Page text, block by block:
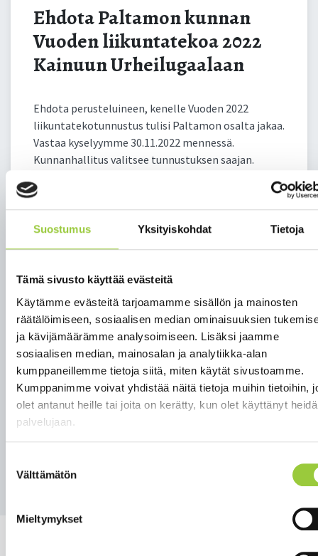
Suostumus Yksityiskohdat Tietoja
Tämä sivusto käyttää evästeitä
Käytämme evästeitä tarjoamamme sisällön ja mainosten
räätälöimiseen, sosiaalisen median ominaisuuksien
ja kävijämäärämme analysoimiseen. Lisäksi jaamme
sosiaalisen median, mainosalan ja analytiikka-alan
kumppaneillemme tietoja siitä, miten käytät sivustoamme.
Kumppanimme voivat yhdistää näitä tietoja muihin tietoihin,
olet antanut heille tai joita on kerätty, kun olet käyttänyt
palvelujaan.
valinta
Välttämätön
Mieltymykset
Ehdota Paltamon kunnan
Vuoden liikuntatekoa 2022
Kainuun Urheilugaalaan
Ehdota perusteluineen, kenelle Vuoden 2022
liikuntatekotunnustus tulisi Paltamon osalta jakaa.
Vastaa kyselyymme 30.11.2022 mennessä.
Kunnanhallitus valitsee tunnustuksen saajan.
Kainuun Urheilugaalassa jaetaan perinteisesti
kuntakohtaiset liikuntatekotunnustukset, joka ei
ole urheilijapalkinto, vaan tunnustus esim.
vapaaehtoistyöstä:
saavutettujen tulosten mukaan, jotka voidaan
mitata mitalin värillä tai senteillä ja sekunneilla.
Liikuntateko voi olla myös kauas kantoisempi,
jatkuva työ urheilun hyväksi tai kohdistua
hetkellisesti kyseiseen vuoteen.”
Kyselyyn pääset tästä
linkistä:https://link.webropolsurveys.com/S/
Kainuun Urheilugaalan sivut löytyvät
Takaisin uutisiin